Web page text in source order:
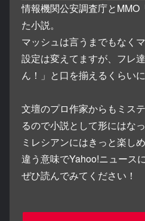
情報機関公安調査庁とMMO
た小説。
マッシュは言うまでもなく
設定は変えてますが、フレ
ん！」と口を揃えるくらい
文壇のプロ作家からもミス
るので小説として形にはな
ミレシアンにはきっと楽し
違う意味でYahoo!ニュース
ぜひ読んでみてください！